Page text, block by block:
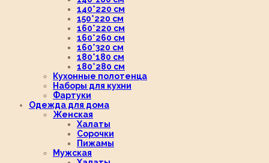
140*220 см
150*220 см
160*220 см
160*260 см
160*320 см
180*180 см
180*280 см
Кухонные полотенца
Наборы для кухни
Фартуки
Одежда для дома
Женская
Халаты
Сорочки
Пижамы
Мужская